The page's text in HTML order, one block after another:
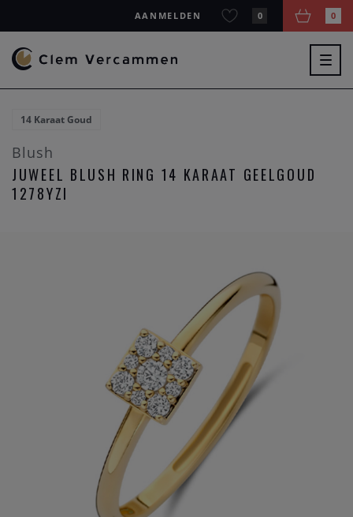
AANMELDEN 0 0
14 Karaat Goud
Blush
JUWEEL BLUSH RING 14 KARAAT GEELGOUD
1278YZI